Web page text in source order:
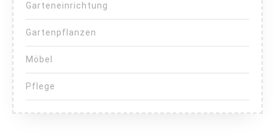
Garteneinrichtung
Gartenpflanzen
Möbel
Pflege